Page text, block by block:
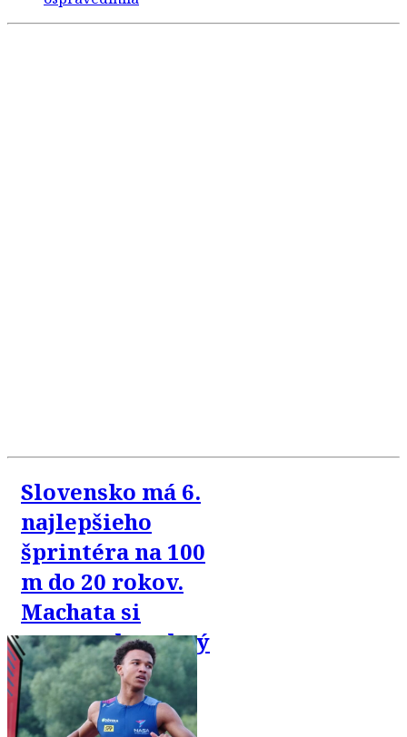
Slovensko má 6.
najlepšieho
šprintéra na 100
m do 20 rokov.
Machata si
vyrovnal osobný
rekord